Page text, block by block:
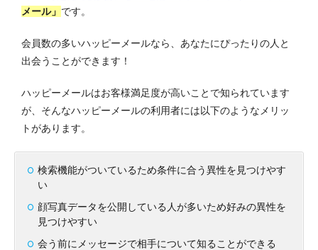
メール」 です。
会員数の多いハッピーメールなら、あなたにぴったりの人と
出会うことができます！
ハッピーメールはお客様満足度が高いことで知られています
が、そんなハッピーメールの利用者には以下のようなメリッ
トがあります。
検索機能がついているため条件に合う異性を見つけやす
い
顔写真データを公開している人が多いため好みの異性を
見つけやすい
会う前にメッセージで相手について知ることができる